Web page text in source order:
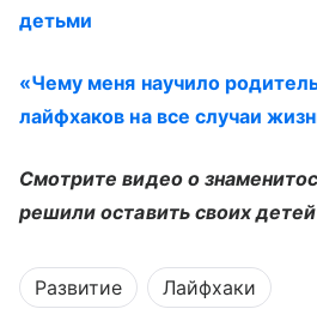
детьми
«Чему меня научило
лайфхаков на все случаи
Смотрите видео о
решили оставить своих
Развитие Лайфхаки